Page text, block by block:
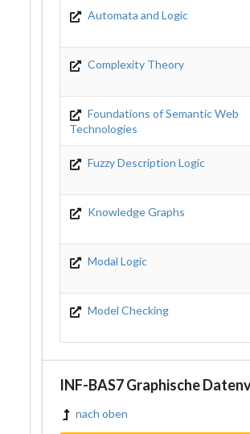
Automata and Logic
Complexity Theory
Foundations of Semantic Web
Technologies
Fuzzy Description Logic
Knowledge Graphs
Modal Logic
Model Checking
INF-BAS7 Graphische
nach oben